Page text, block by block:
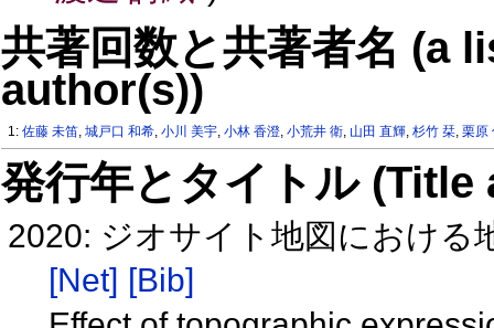
共著回数と共著者名 (a
author(s))
1:佐藤 未笛,城戸口 和希,小川 美宇,小林 香澄,小荒井 衛, 山田 直輝,杉竹 栞,栗原
発行年とタイトル
2020: ジオサイト地図における
[Net] [Bib]